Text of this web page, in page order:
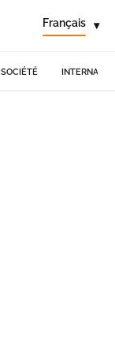
Français ▾
SOCIÉTÉ